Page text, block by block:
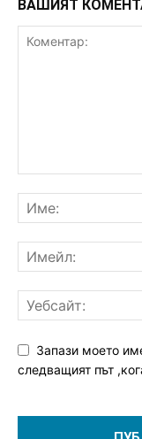
ВАШИЯТ
Запази моето
следващият път